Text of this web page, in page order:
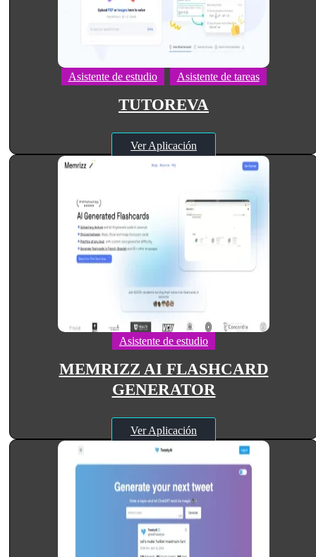
Asistente de estudio Asistente de tareas
TUTOREVA
Ver Aplicación
Asistente de estudio
MEMRIZZ AI FLASHCARD
GENERATOR
Ver Aplicación